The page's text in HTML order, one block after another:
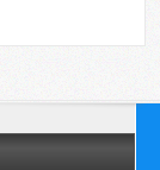
bei